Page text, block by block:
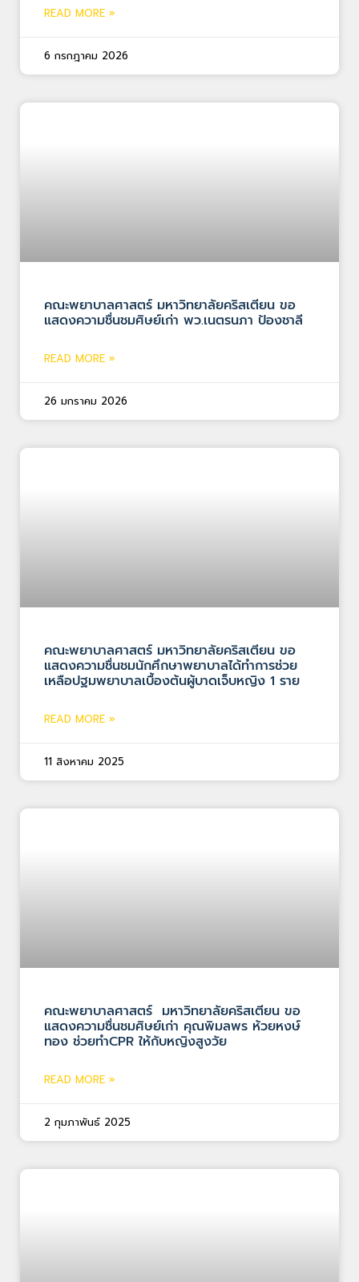
READ MORE »
6 กรกฎาคม 2026
คณะพยาบาลศาสตร์ มหาวิทยาลัยคริสเตียน ขอ
แสดงความชื่นชมศิษย์เก่า พว.เนตรนภา ป้องชาลี
READ MORE »
26 มกราคม 2026
คณะพยาบาลศาสตร์ มหาวิทยาลัยคริสเตียน ขอ
แสดงความชื่นชมนักศึกษาพยาบาลได้ทำการช่วย
เหลือปฐมพยาบาลเบื้องต้นผู้บาดเจ็บหญิง 1 ราย
READ MORE »
11 สิงหาคม 2025
คณะพยาบาลศาสตร์ มหาวิทยาลัยคริสเตียน ขอ
แสดงความชื่นชมศิษย์เก่า คุณพิมลพร ห้วยหงษ์
ทอง ช่วยทำCPR ให้กับหญิงสูงวัย
READ MORE »
2 กุมภาพันธ์ 2025